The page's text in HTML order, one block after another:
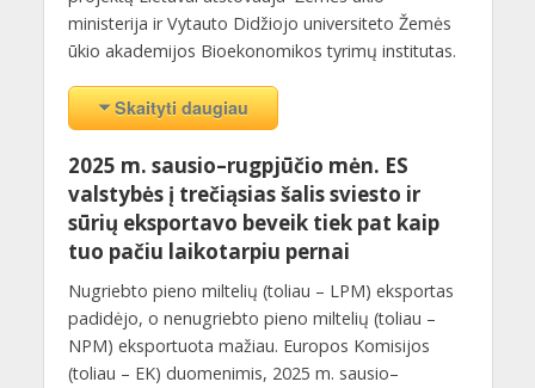
ministerija ir Vytauto Didžiojo universiteto Žemės
ūkio akademijos Bioekonomikos tyrimų institutas.
Skaityti daugiau
2025 m. sausio–rugpjūčio mėn. ES
valstybės į trečiąsias šalis sviesto ir
sūrių eksportavo beveik tiek pat kaip
tuo pačiu laikotarpiu pernai
Nugriebto pieno miltelių (toliau – LPM) eksportas
padidėjo, o nenugriebto pieno miltelių (toliau –
NPM) eksportuota mažiau. Europos Komisijos
(toliau – EK) duomenimis, 2025 m. sausio–